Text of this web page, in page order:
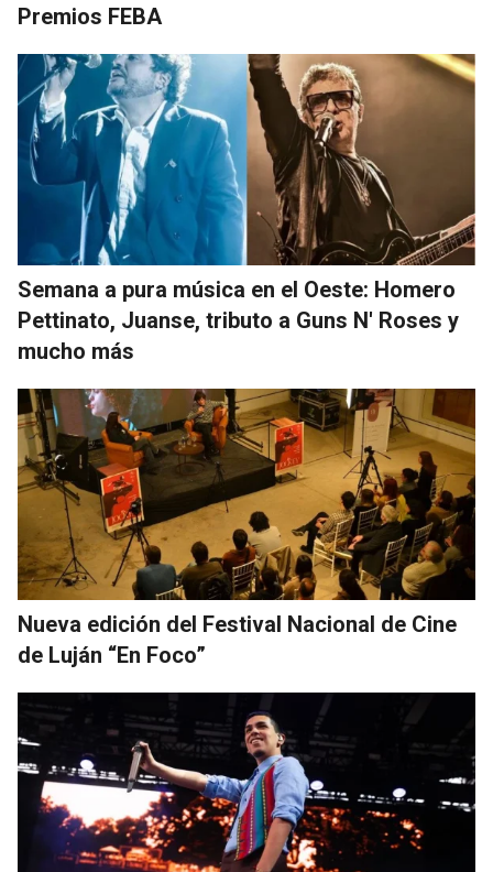
Premios FEBA
Semana a pura música en el Oeste: Homero
Pettinato, Juanse, tributo a Guns N' Roses y
mucho más
Nueva edición del Festival Nacional de Cine
de Luján “En Foco”